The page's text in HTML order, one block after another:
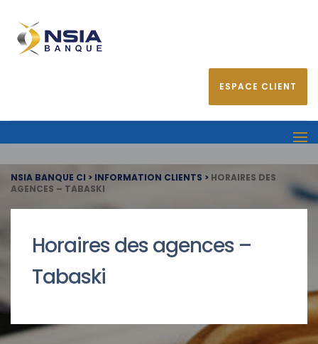
ESPACE CLIENT
NSIA BANQUE CI > INFORMATION CLIENTS > HORAIRES DES
AGENCES – TABASKI
Horaires des agences –
Tabaski